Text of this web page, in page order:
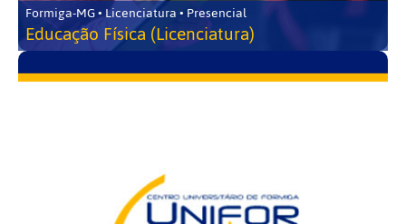
Formiga-MG • Licenciatura • Presencial
Educação Física (Licenciatura)